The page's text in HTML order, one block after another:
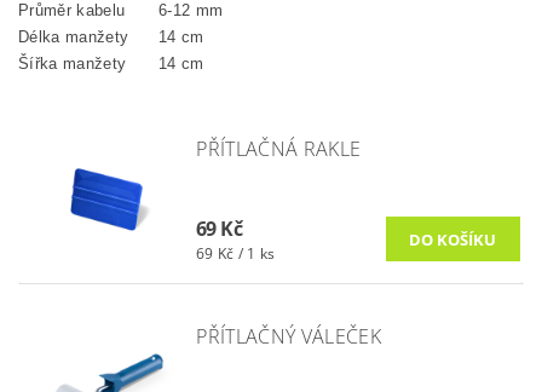
Průměr kabelu
6-12 mm
Délka manžety
14 cm
Šířka manžety
14 cm
PŘÍTLAČNÁ RAKLE
69 Kč
69 Kč / 1 ks
PŘÍTLAČNÝ VÁLEČEK